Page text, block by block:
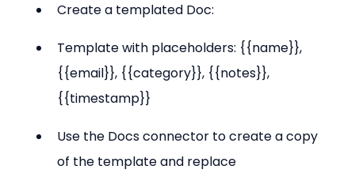
Create a templated Doc:
Template with placeholders: {{name}},
{{email}}, {{category}}, {{notes}},
{{timestamp}}
Use the Docs connector to create a copy
of the template and replace